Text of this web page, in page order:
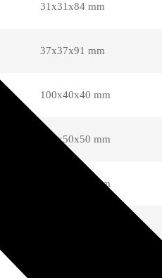
31x31x84 mm
37x37x91 mm
100x40x40 mm
120x50x50 mm
138x60x60 mm